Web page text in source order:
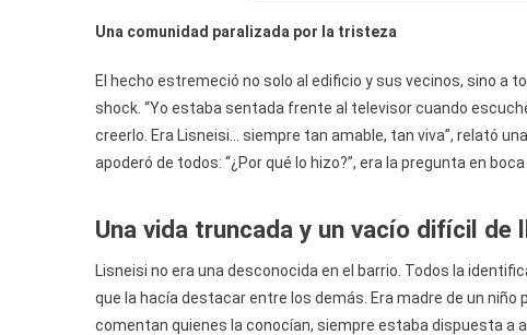
Una comunidad paralizada por la tristeza
El hecho estremeció no solo al edificio y sus vecinos, sino a
shock. “Yo estaba sentada frente al televisor cuando
creerlo. Era Lisneisi… siempre tan amable, tan viva”, relató
apoderó de todos: “¿Por qué lo hizo?”, era la pregunta en
Una vida truncada y un vacío difícil de
Lisneisi no era una desconocida en el barrio. Todos la
que la hacía destacar entre los demás. Era madre de un
comentan quienes la conocían, siempre estaba dispuesta a